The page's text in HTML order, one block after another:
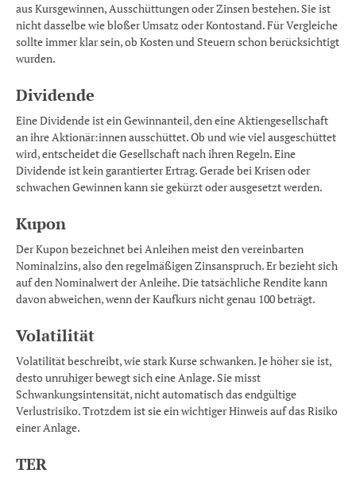
aus Kursgewinnen, Ausschüttungen oder Zinsen bestehen. Sie ist
nicht dasselbe wie bloßer Umsatz oder Kontostand. Für Vergleiche
sollte immer klar sein, ob Kosten und Steuern schon berücksichtigt
wurden.
Dividende
Eine Dividende ist ein Gewinnanteil, den eine Aktiengesellschaft
an ihre Aktionär:innen ausschüttet. Ob und wie viel ausgeschüttet
wird, entscheidet die Gesellschaft nach ihren Regeln. Eine
Dividende ist kein garantierter Ertrag. Gerade bei Krisen oder
schwachen Gewinnen kann sie gekürzt oder ausgesetzt werden.
Kupon
Der Kupon bezeichnet bei Anleihen meist den vereinbarten
Nominalzins, also den regelmäßigen Zinsanspruch. Er bezieht sich
auf den Nominalwert der Anleihe. Die tatsächliche Rendite kann
davon abweichen, wenn der Kaufkurs nicht genau 100 beträgt.
Volatilität
Volatilität beschreibt, wie stark Kurse schwanken. Je höher sie ist,
desto unruhiger bewegt sich eine Anlage. Sie misst
Schwankungsintensität, nicht automatisch das endgültige
Verlustrisiko. Trotzdem ist sie ein wichtiger Hinweis auf das Risiko
einer Anlage.
TER